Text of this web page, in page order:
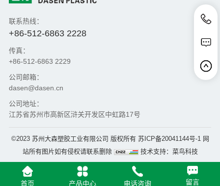
联系热线：
+86-512-6863 2228
传真：
+86-512-6863 2229
公司邮箱：
dasen@dasen.cn
公司地址：
江苏省苏州市高新区浒关开发区中虹路17号
©2023 苏州大森塑胶工业有限公司 版权所有 苏ICP备20041144号-1网
站所有图片如有侵权请联系删除
技术支持： 菜鸟科技
首页 产品中心 电话咨询 留言